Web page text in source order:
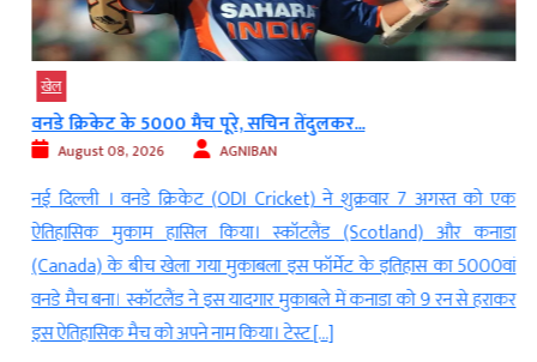
खेल
वनडे क्रिकेट के 5000 मैच पूरे, सचिन तेंदुलकर...
August 08, 2026 AGNIBAN
नई दिल्ली । वनडे क्रिकेट (ODI Cricket) ने शुक्रवार 7 अगस्त को एक
ऐतिहासिक मुकाम हासिल किया। स्कॉटलैंड (Scotland) और कनाडा
(Canada) के बीच खेला गया मुकाबला इस फॉर्मेट के इतिहास का 5000वां
वनडे मैच बना। स्कॉटलैंड ने इस यादगार मुकाबले में कनाडा को 9 रन से हराकर
इस ऐतिहासिक मैच को अपने नाम किया। टेस्ट […]